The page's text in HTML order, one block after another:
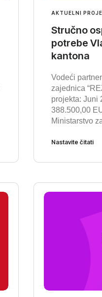
AKTUELNI
Stručno
potrebe
kantona
Vodeći
zajednica
projekta: Juni
388.500,00
Ministarstvo
Nastavite čitati